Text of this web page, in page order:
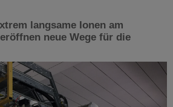
langsame Ionen am
eröffnen neue Wege für die